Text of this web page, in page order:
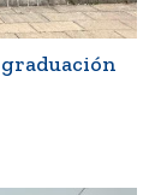
graduación